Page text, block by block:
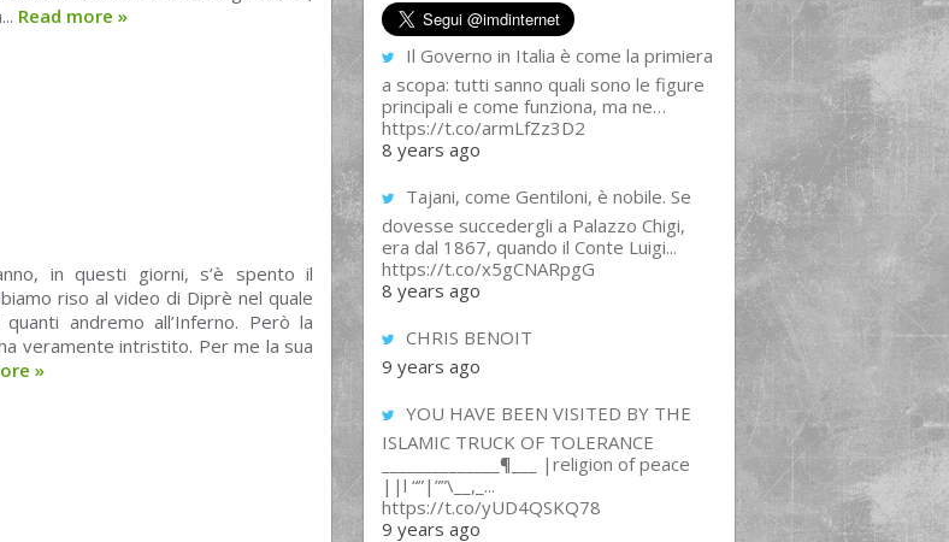
Read more »
in questi giorni, s’è spento il
riso al video di Diprè nel quale
andremo all’Inferno. Però la
veramente intristito. Per me la sua
»
Il Governo in Italia è come la primiera
a scopa: tutti sanno quali sono le figure
principali e come funziona, ma ne…
https://t.co/armLfZz3D2
8 years ago
Tajani, come Gentiloni, è nobile. Se
dovesse succedergli a Palazzo Chigi,
era dal 1867, quando il Conte Luigi...
https://t.co/x5gCNARpgG
8 years ago
CHRIS BENOIT
9 years ago
YOU HAVE BEEN VISITED BY THE
ISLAMIC TRUCK OF TOLERANCE
______________¶___ |religion of peace
||l “”|””\__,_...
https://t.co/yUD4QSKQ78
9 years ago